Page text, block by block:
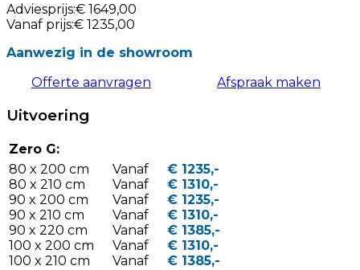
Adviesprijs:€ 1649,00
Vanaf prijs:€ 1235,00
Aanwezig in de showroom
Offerte aanvragen
Afspraak maken
Uitvoering
Zero G:
80 x 200 cm
80 x 210 cm
90 x 200 cm
90 x 210 cm
90 x 220 cm
100 x 200 cm
100 x 210 cm
Vanaf
Vanaf
Vanaf
Vanaf
Vanaf
Vanaf
Vanaf
€ 1235,-
€ 1310,-
€ 1235,-
€ 1310,-
€ 1385,-
€ 1310,-
€ 1385,-